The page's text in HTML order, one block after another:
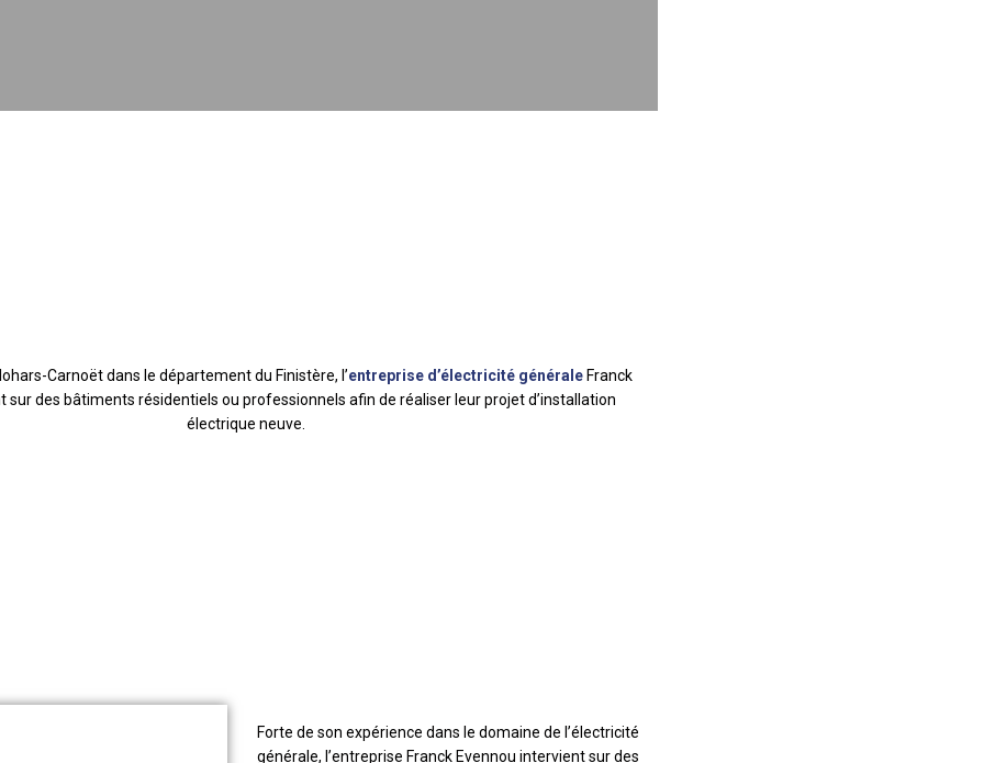
Carnoët dans le département du Finistère, l’entreprise d’électricité généraleFranck
sur des bâtiments résidentiels ou professionnels afin de réaliser leur projet d’installation
électrique neuve.
Forte de son expérience dans le domaine de l’électricité
générale, l’entreprise Franck Evennou intervient sur des